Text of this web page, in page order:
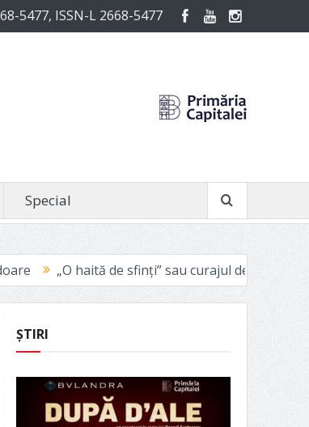
5477, ISSN-L 2668-5477
Special
sfinți” sau curajul de a fi vinovat Avignon
ȘTIRI